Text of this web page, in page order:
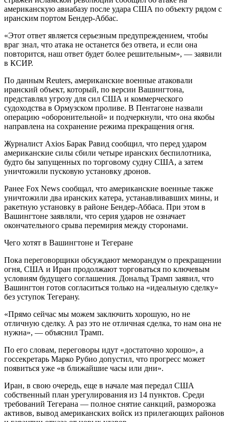
американскую авиабазу после удара США по объекту рядом с
иранским портом Бендер-Аббас.
«Этот ответ является серьезным предупреждением, чтобы
враг знал, что атака не останется без ответа, и если она
повторится, наш ответ будет более решительным», — заявили
в КСИР.
По данным Reuters, американские военные атаковали
иранский объект, который, по версии Вашингтона,
представлял угрозу для сил США и коммерческого
судоходства в Ормузском проливе. В Пентагоне назвали
операцию «оборонительной» и подчеркнули, что она якобы
направлена на сохранение режима прекращения огня.
Журналист Axios Барак Равид сообщил, что перед ударом
американские силы сбили четыре иранских беспилотника,
будто бы запущенных по торговому судну США, а затем
уничтожили пусковую установку дронов.
Ранее Fox News сообщал, что американские военные также
уничтожили два иранских катера, устанавливавших мины, и
ракетную установку в районе Бендер-Аббаса. При этом в
Вашингтоне заявляли, что серия ударов не означает
окончательного срыва перемирия между сторонами.
Чего хотят в Вашингтоне и Тегеране
Пока переговорщики обсуждают меморандум о прекращении
огня, США и Иран продолжают торговаться по ключевым
условиям будущего соглашения. Дональд Трамп заявил, что
Вашингтон готов согласиться только на «идеальную сделку»
без уступок Тегерану.
«Прямо сейчас мы можем заключить хорошую, но не
отличную сделку. А раз это не отличная сделка, то нам она не
нужна», — объяснил Трамп.
По его словам, переговоры идут «достаточно хорошо», а
госсекретарь Марко Рубио допустил, что прогресс может
появиться уже «в ближайшие часы или дни».
Иран, в свою очередь, еще в начале мая передал США
собственный план урегулирования из 14 пунктов. Среди
требований Тегерана — полное снятие санкций, разморозка
активов, вывод американских войск из прилегающих районов